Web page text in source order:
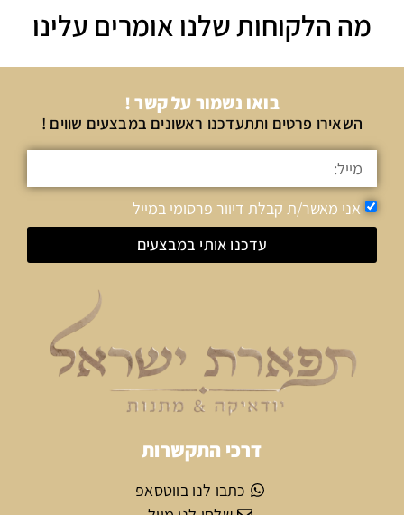
מה הלקוחות שלנו אומרים עלינו
בואו נשמור על קשר !
השאירו פרטים ותתעדכנו ראשונים במבצעים שווים !
אני מאשר/ת קבלת דיוור פרסומי במייל
עדכנו אותי במבצעים
דרכי התקשרות
כתבו לנו בווטסאפ